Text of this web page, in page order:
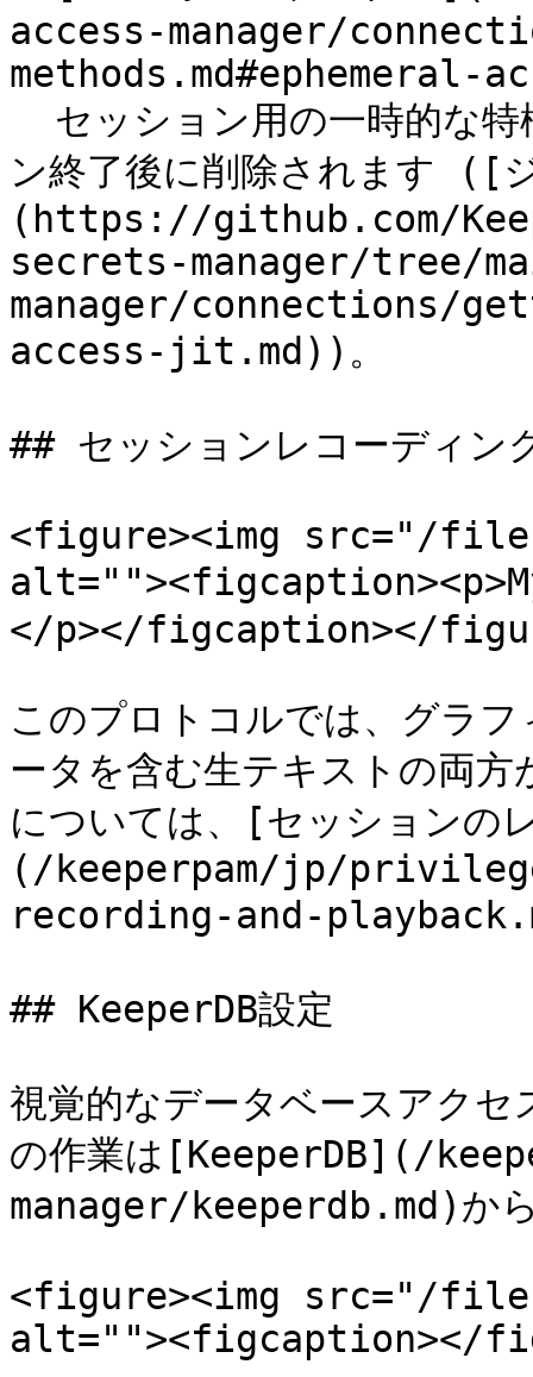
access-manager/
methods.md#ephemeral-
ン終了後に削除されます ([
(https://github.com/
secrets-manager/tree/
manager/connections/
access-jit.md))。
## セッションレコーディン
<figure><img src="/
</p></figcaption></
このプロトコルでは、グラ
ータを含む生テキストの両
については、[セッションの
(/keeperpam/jp/
recording-and-
## KeeperDB設定
視覚的なデータベースアク
の作業は[KeeperDB](/
manager/keeperdb.md)か
<figure><img src="/files/
alt=""><figcaption></